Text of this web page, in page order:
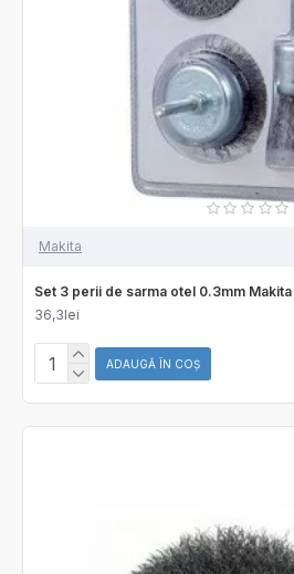
Makita
Set 3 perii de sarma otel 0.3mm Makita
36,3lei
ADAUGĂ ÎN COŞ